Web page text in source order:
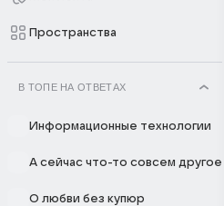
Пространства
В ТОПЕ НА ОТВЕТАХ
Информационные технологии
А сейчас что-то совсем другое
О любви без купюр